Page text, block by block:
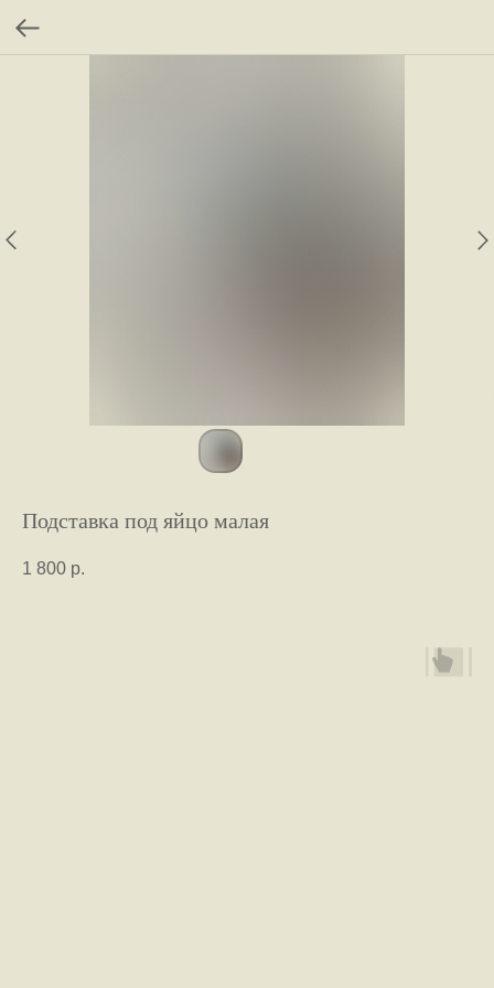
Подставка под яйцо малая
1 800 р.